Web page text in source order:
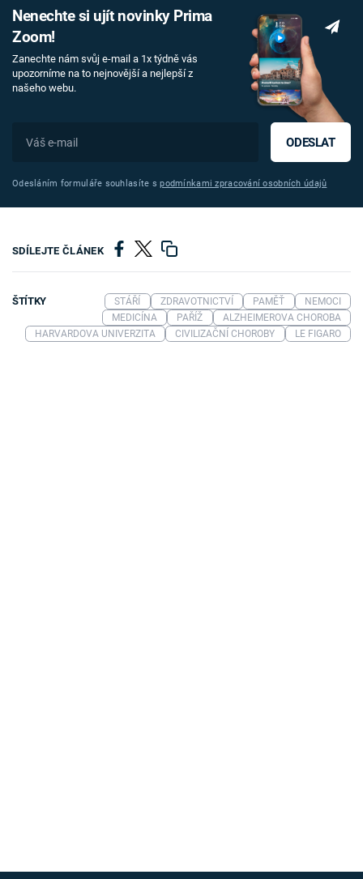
Nenechte si ujít novinky Prima
Zoom!
Zanechte nám svůj e-mail a 1x týdně vás
upozorníme na to nejnovější a nejlepší z
našeho webu.
ODESLAT
Odesláním formuláře souhlasíte spodmínkami zpracování osobních údajů
SDÍLEJTE ČLÁNEK
ŠTÍTKY STÁŘÍ ZDRAVOTNICTVÍ PAMĚŤ
NEMOCI
MEDICÍNA
PAŘÍŽ
ALZHEIMEROVA CHOROBA
HARVARDOVA UNIVERZITA
CIVILIZAČNÍ CHOROBY LE FIGARO